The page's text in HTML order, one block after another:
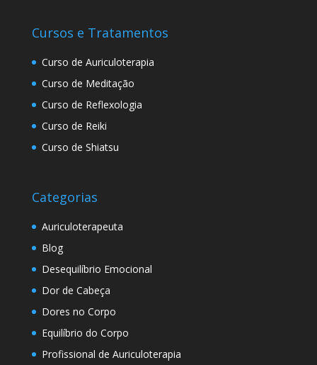
Cursos e Tratamentos
Curso de Auriculoterapia
Curso de Meditação
Curso de Reflexologia
Curso de Reiki
Curso de Shiatsu
Categorias
Auriculoterapeuta
Blog
Desequilíbrio Emocional
Dor de Cabeça
Dores no Corpo
Equilíbrio do Corpo
Profissional de Auriculoterapia